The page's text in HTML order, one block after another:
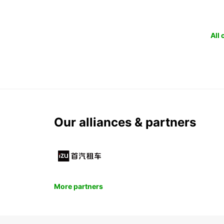
All
Our alliances & partners
More partners